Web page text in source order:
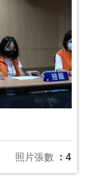
照片張數 ：4